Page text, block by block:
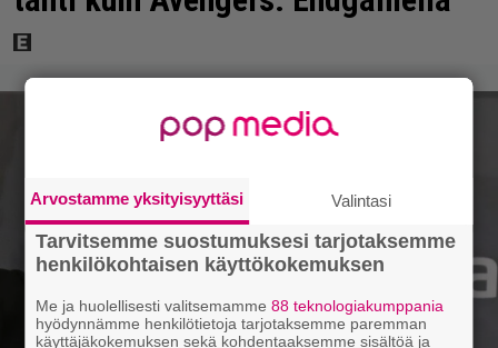
Arvostamme yksityisyyttäsi Valintasi
Tarvitsemme suostumuksesi tarjotaksemme
henkilökohtaisen käyttökokemuksen
Me ja huolellisesti valitsemamme88 teknologiakumppania
hyödynnämme henkilötietoja tarjotaksemme paremman
käyttäjäkokemuksen sekä kohdentaaksemme sisältöä ja